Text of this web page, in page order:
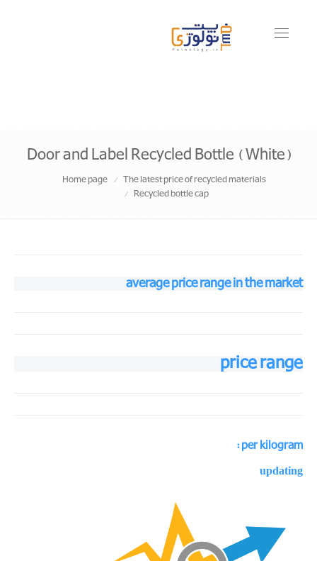
Toggle
Door and Label Recycled Bottle ( White)
Home page
The latest price of recycled materials
Recycled bottle cap
average price range in the market
price range
per kilogram :
updating